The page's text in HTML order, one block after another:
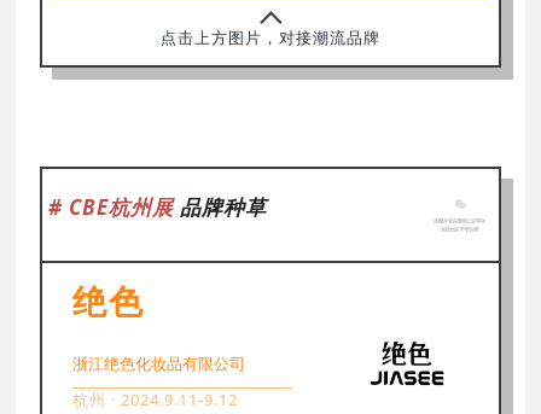
点击上方图片，对接潮流品牌
# CBE杭州展 品牌种草
绝色
浙江绝色化妆品有限公司
杭州 · 2024.9.11-9.12